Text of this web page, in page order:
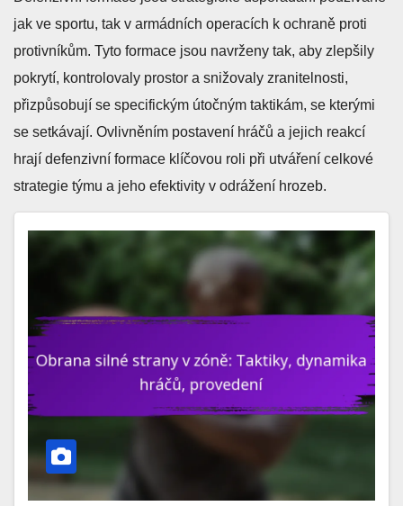
jak ve sportu, tak v armádních operacích k ochraně proti
protivníkům. Tyto formace jsou navrženy tak, aby zlepšily
pokrytí, kontrolovaly prostor a snižovaly zranitelnosti,
přizpůsobují se specifickým útočným taktikám, se kterými
se setkávají. Ovlivněním postavení hráčů a jejich reakcí
hrají defenzivní formace klíčovou roli při utváření celkové
strategie týmu a jeho efektivity v odrážení hrozeb.